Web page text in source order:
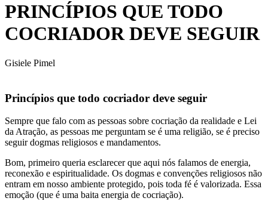
PRINCÍPIOS QUE TODO
COCRIADOR DEVE SEGUIR
Gisiele Pimel
Princípios que todo cocriador deve seguir
Sempre que falo com as pessoas sobre cocriação da realidade e Lei
da Atração, as pessoas me perguntam se é uma religião, se é preciso
seguir dogmas religiosos e mandamentos.
Bom, primeiro queria esclarecer que aqui nós falamos de energia,
reconexão e espiritualidade. Os dogmas e convenções religiosos não
entram em nosso ambiente protegido, pois toda fé é valorizada. Essa
emoção (que é uma baita energia de cocriação).